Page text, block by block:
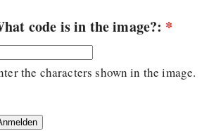
code is in the image?: *
the characters shown in the image.
meine Werke
mehr -